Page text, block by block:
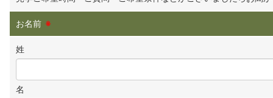
お名前 ※
姓
名